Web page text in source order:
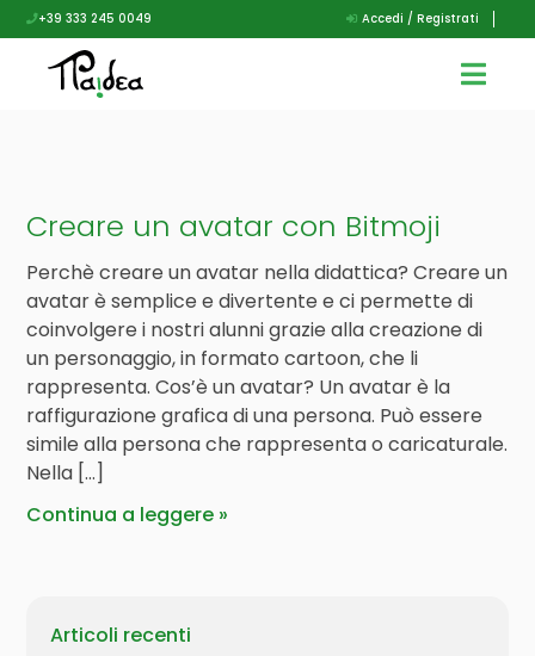
+39 333 245 0049 Accedi / Registrati
Creare un avatar con Bitmoji
Perchè creare un avatar nella didattica? Creare un
avatar è semplice e divertente e ci permette di
coinvolgere i nostri alunni grazie alla creazione di
un personaggio, in formato cartoon, che li
rappresenta. Cos’è un avatar? Un avatar è la
raffigurazione grafica di una persona. Può essere
simile alla persona che rappresenta o caricaturale.
Nella […]
Continua a leggere
Articoli recenti